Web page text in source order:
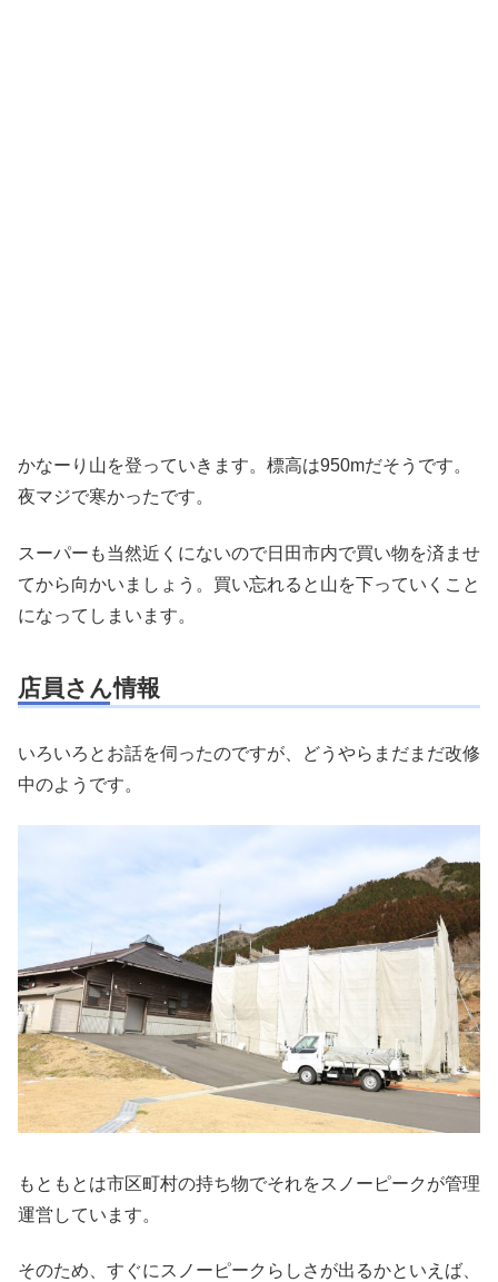
かなーり山を登っていきます。標高は950mだそうです。
夜マジで寒かったです。
スーパーも当然近くにないので日田市内で買い物を済ませ
てから向かいましょう。買い忘れると山を下っていくこと
になってしまいます。
店員さん情報
いろいろとお話を伺ったのですが、どうやらまだまだ改修
中のようです。
もともとは市区町村の持ち物でそれをスノーピークが管理
運営しています。
そのため、すぐにスノーピークらしさが出るかといえば、